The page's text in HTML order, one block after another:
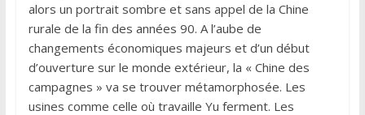
alors un portrait sombre et sans appel de la Chine
rurale de la fin des années 90. A l’aube de
changements économiques majeurs et d’un début
d’ouverture sur le monde extérieur, la « Chine des
campagnes » va se trouver métamorphosée. Les
usines comme celle où travaille Yu ferment. Les